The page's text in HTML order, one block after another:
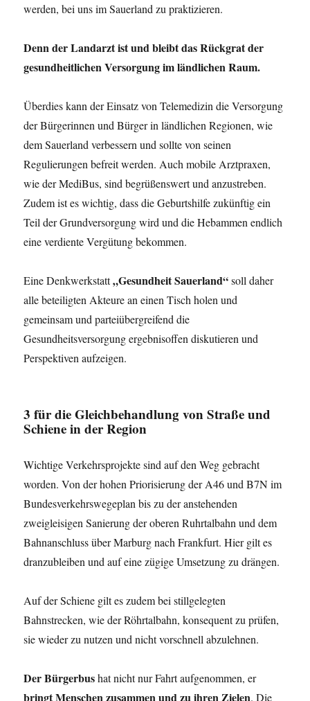
werden, bei uns im Sauerland zu praktizieren.
Denn der Landarzt ist und bleibt das Rückgrat der
gesundheitlichen Versorgung im ländlichen Raum.
Überdies kann der Einsatz von Telemedizin die Versorgung
der Bürgerinnen und Bürger in ländlichen Regionen, wie
dem Sauerland verbessern und sollte von seinen
Regulierungen befreit werden. Auch mobile Arztpraxen,
wie der MediBus, sind begrüßenswert und anzustreben.
Zudem ist es wichtig, dass die Geburtshilfe zukünftig ein
Teil der Grundversorgung wird und die Hebammen endlich
eine verdiente Vergütung bekommen.
Eine Denkwerkstatt„Gesundheit Sauerland“soll daher
alle beteiligten Akteure an einen Tisch holen und
gemeinsam und parteiübergreifend die
Gesundheitsversorgung ergebnisoffen diskutieren und
Perspektiven aufzeigen.
3 für die Gleichbehandlung von Straße und
Schiene in der Region
Wichtige Verkehrsprojekte sind auf den Weg gebracht
worden. Von der hohen Priorisierung der A46 und B7N im
Bundesverkehrswegeplan bis zu der anstehenden
zweigleisigen Sanierung der oberen Ruhrtalbahn und dem
Bahnanschluss über Marburg nach Frankfurt. Hier gilt es
dranzubleiben und auf eine zügige Umsetzung zu drängen.
Auf der Schiene gilt es zudem bei stillgelegten
Bahnstrecken, wie der Röhrtalbahn, konsequent zu prüfen,
sie wieder zu nutzen und nicht vorschnell abzulehnen.
Der Bürgerbushat nicht nur Fahrt aufgenommen, er
bringt Menschen zusammen und zu ihren Zielen. Die